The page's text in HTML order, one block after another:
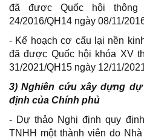
đã được Quốc hội
24/2016/QH14 ngày 08/11/
- Kế hoạch cơ cấu lại nền
đã được Quốc hội khóa XV
31/2021/QH15 ngày 12/11/
3) Nghiên cứu xây dựng
định của Chính phủ
- Dự thảo Nghị định quy
TNHH một thành viên do